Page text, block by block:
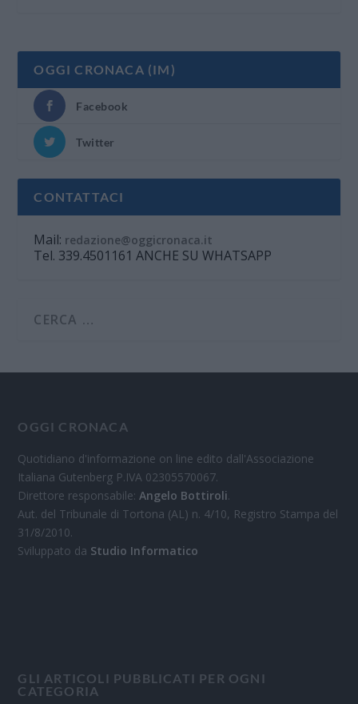
OGGI CRONACA (IM)
Facebook
Twitter
CONTATTACI
Mail: redazione@oggicronaca.it
Tel. 339.4501161 ANCHE SU WHATSAPP
OGGI CRONACA
Quotidiano d'informazione on line edito dall'Associazione
Italiana Gutenberg P.IVA 02305570067.
Direttore responsabile:Angelo Bottiroli.
Aut. del Tribunale di Tortona (AL) n. 4/10, Registro Stampa del
31/8/2010.
Sviluppato da Studio Informatico
GLI ARTICOLI PUBBLICATI PER OGNI
CATEGORIA